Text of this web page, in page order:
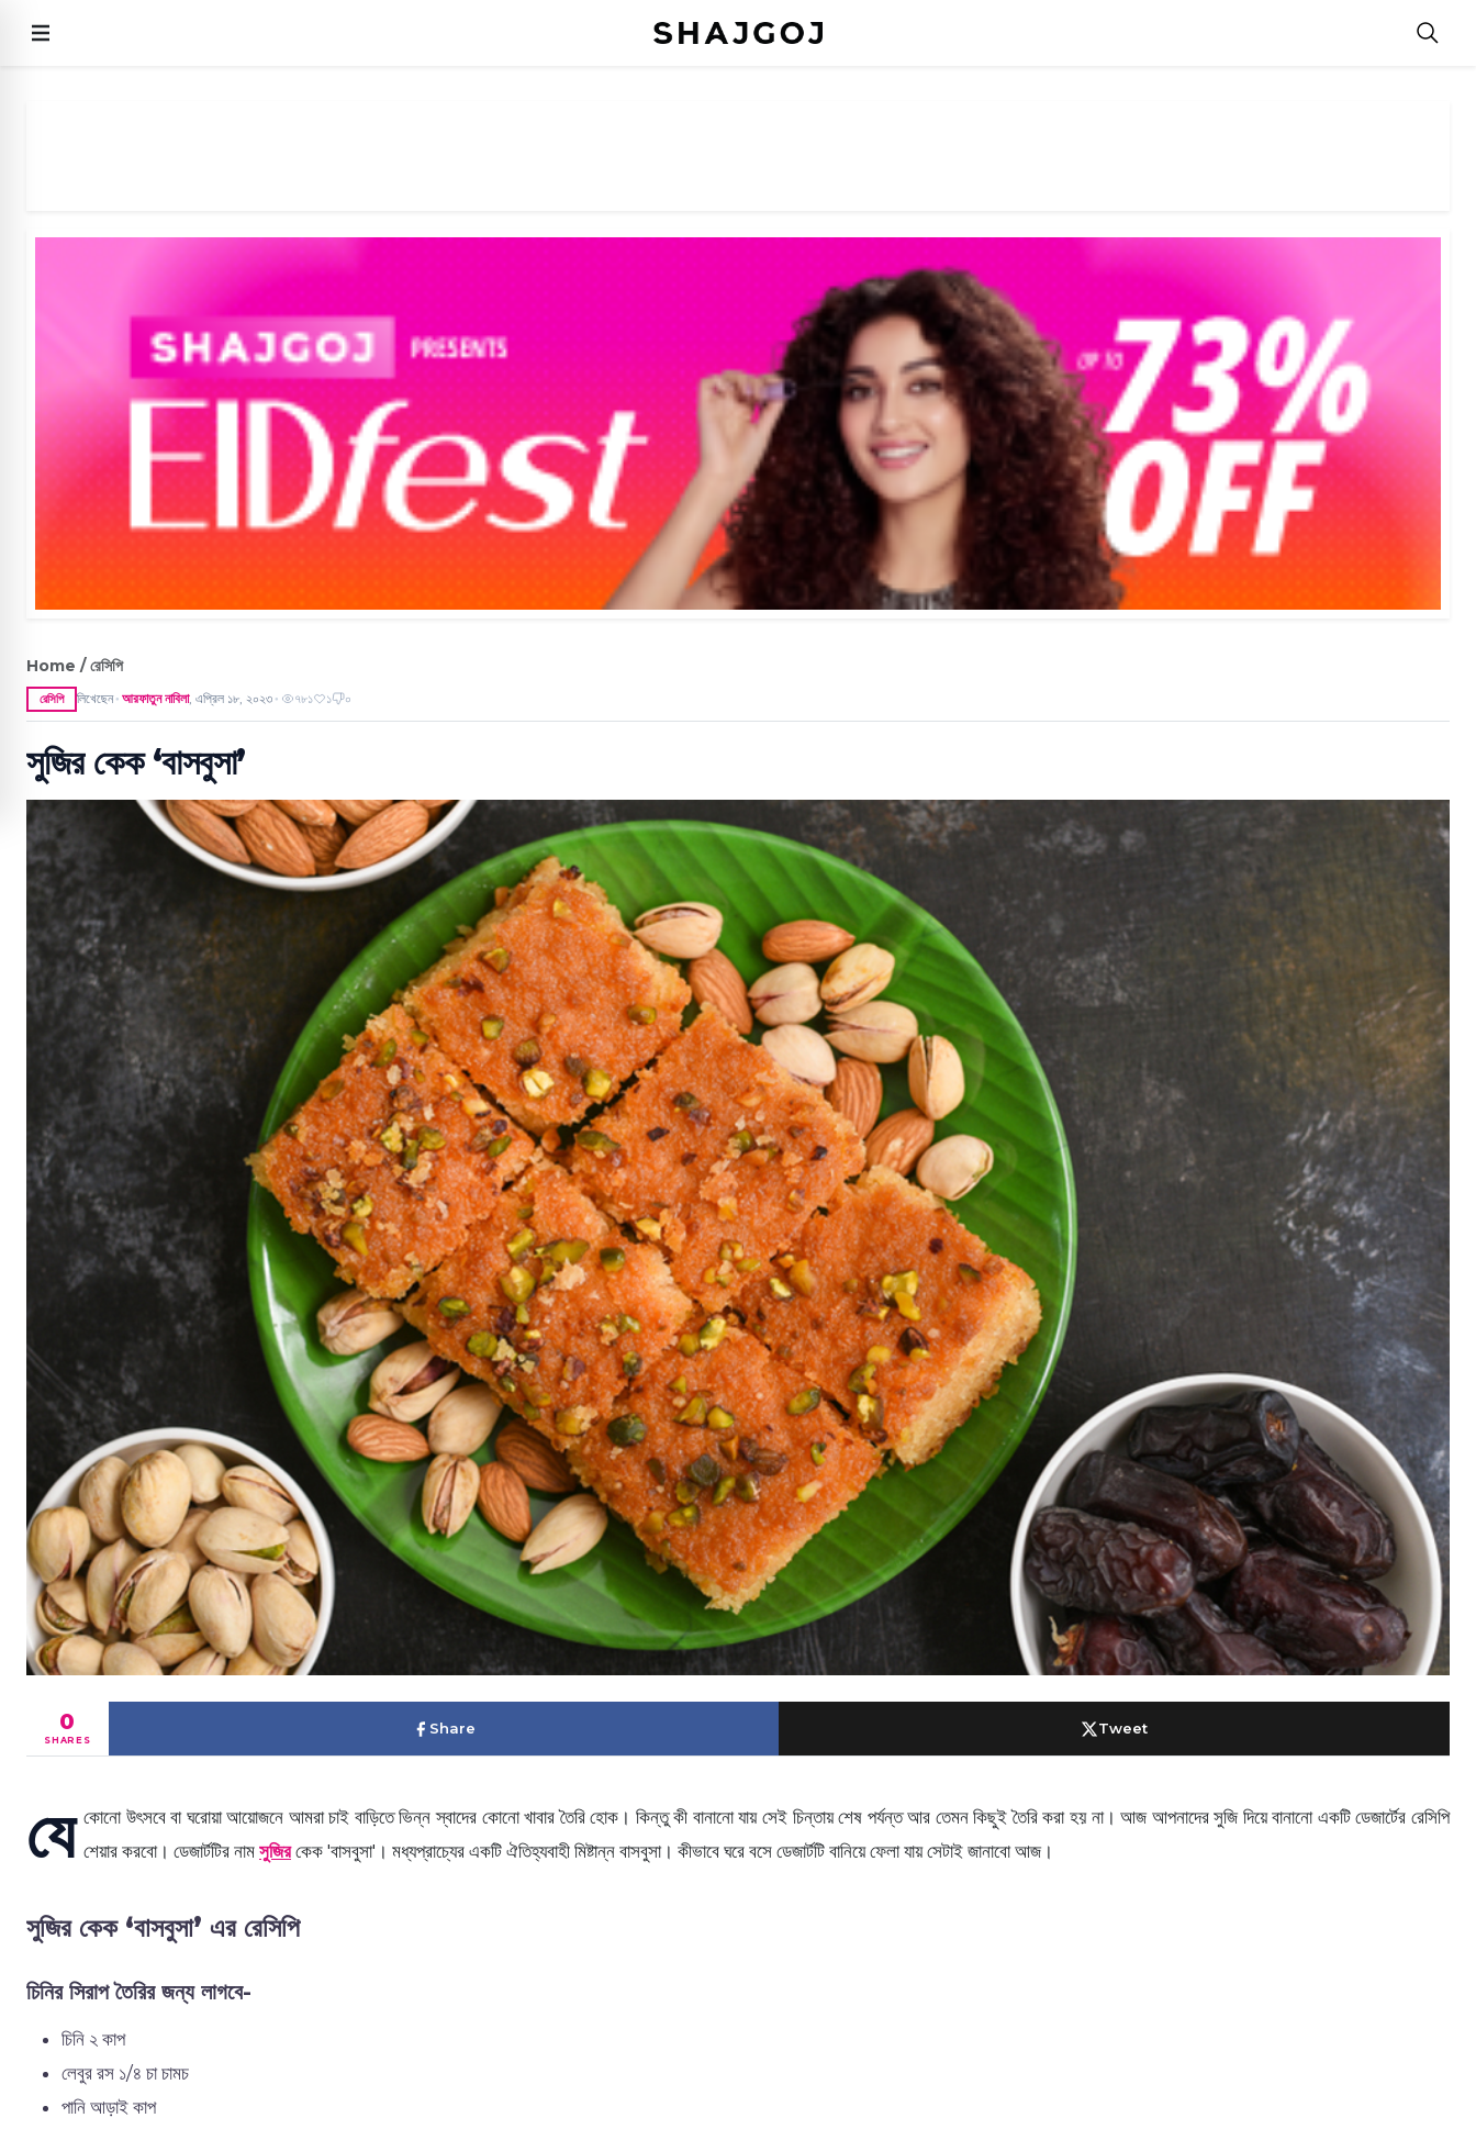
Home / রেসিপি
রেসিপি লিখেছেন ● আরফাতুন নাবিলা, এপ্রিল ১৮, ২০২৩ ● ৭৮১ ১ ০
সুজির কেক ‘বাসবুসা’
0
SHARES
Share Tweet
যে কোনো উৎসবে বা ঘরোয়া আয়োজনে আমরা চাই বাড়িতে ভিন্ন স্বাদের কোনো খাবার তৈরি হোক। কিন্তু কী বানানো যায় সেই চিন্তায় শেষ পর্যন্ত আর তেমন কিছুই তৈরি করা হয় না। আজ আপনাদের সুজি দিয়ে বানানো একটি ডেজার্টের রেসিপি
শেয়ার করবো। ডেজার্টটির নাম সুজিরকেক 'বাসবুসা'। মধ্যপ্রাচ্যের একটি ঐতিহ্যবাহী মিষ্টান্ন বাসবুসা। কীভাবে ঘরে বসে ডেজার্টটি বানিয়ে ফেলা যায় সেটাই জানাবো আজ।
সুজির কেক ‘বাসবুসা’ এর রেসিপি
চিনির সিরাপ তৈরির জন্য লাগবে-
চিনি ২ কাপ
লেবুর রস ১/৪ চা চামচ
পানি আড়াই কাপ